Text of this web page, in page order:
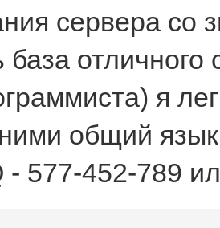
сервера со
база
я
общий
- 577-452-789